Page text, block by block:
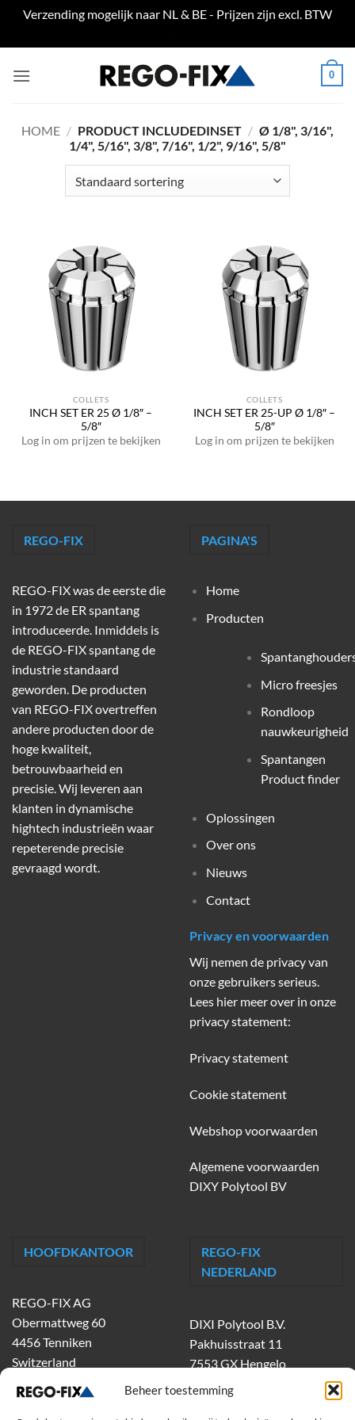
Beheer toestemming
Verzending mogelijk naar NL & BE - Prijzen zijn excl. BTW
naar
0
HOME / PRODUCT INCLUDEDINSET / Ø 1/8", 3/16",
1/4", 5/16", 3/8", 7/16", 1/2", 9/16", 5/8"
COLLETS
INCH SET ER 25 Ø 1/8″ –
5/8″
Log in om prijzen te bekijken
COLLETS
INCH SET ER 25-UP Ø 1/8″ –
5/8″
Log in om prijzen te bekijken
REGO-FIX
REGO-FIX was de eerste die
in 1972 de ER spantang
introduceerde. Inmiddels is
de REGO-FIX spantang de
industrie standaard
geworden. De producten
van REGO-FIX overtreffen
andere producten door de
hoge kwaliteit,
betrouwbaarheid en
precisie. Wij leveren aan
klanten in dynamische
hightech industrieën waar
repeterende precisie
gevraagd wordt.
PAGINA'S
Home
Producten
Micro freesjes
Rondloop
nauwkeurigheid
Spantangen
Product finder
Oplossingen
Over ons
Nieuws
Contact
Privacy en voorwaarden
Wij nemen de privacy van
onze gebruikers serieus.
Lees hier meer over in onze
privacy statement:
Privacy statement
Cookie statement
Webshop voorwaarden
Algemene voorwaarden
DIXY Polytool BV
HOOFDKANTOOR
REGO-FIX AG
Obermattweg 60
4456 Tenniken
Switzerland
REGO-FIX
NEDERLAND
DIXI Polytool B.V.
Pakhuisstraat 11
7553 GX Hengelo
tel.
074-303 55 00